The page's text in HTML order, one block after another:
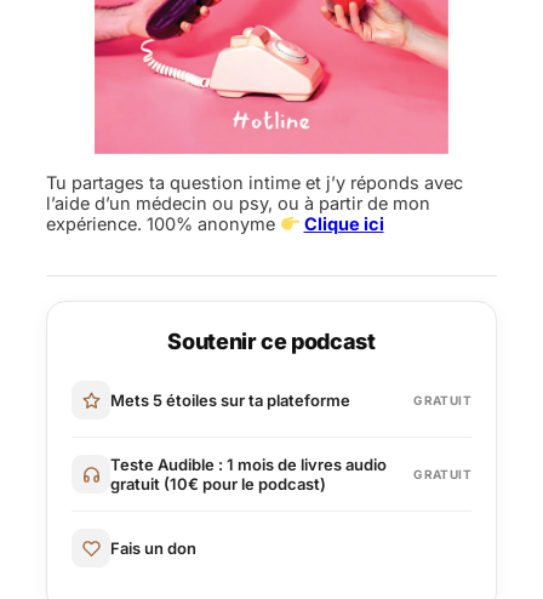
Tu partages ta question intime et j’y réponds avec
l’aide d’un médecin ou psy, ou à partir de mon
expérience. 100% anonyme
Clique ici
Soutenir ce podcast
Mets 5 étoiles sur ta plateforme GRATUIT
Teste Audible : 1 mois de livres audio
gratuit (10€ pour le podcast)
GRATUIT
Fais un don